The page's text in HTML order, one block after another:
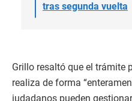
tras segunda vuelta
Grillo resaltó que el trámite
realiza de forma
iudadanos pueden